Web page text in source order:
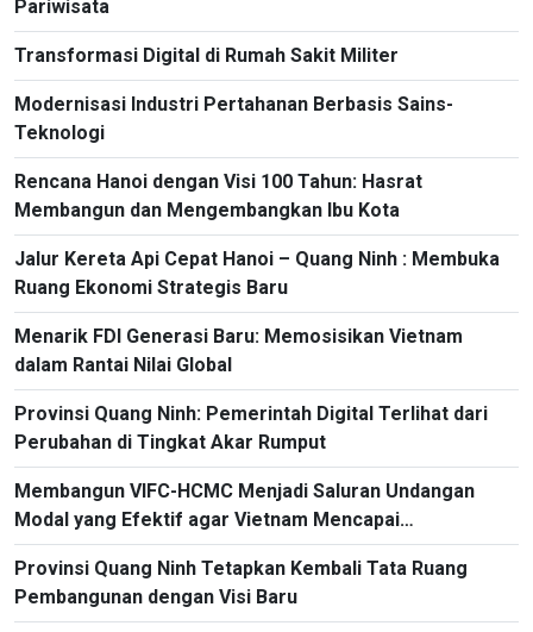
Pariwisata
Transformasi Digital di Rumah Sakit Militer
Modernisasi Industri Pertahanan Berbasis Sains-
Teknologi
Rencana Hanoi dengan Visi 100 Tahun: Hasrat
Membangun dan Mengembangkan Ibu Kota
Jalur Kereta Api Cepat Hanoi – Quang Ninh : Membuka
Ruang Ekonomi Strategis Baru
Menarik FDI Generasi Baru: Memosisikan Vietnam
dalam Rantai Nilai Global
Provinsi Quang Ninh: Pemerintah Digital Terlihat dari
Perubahan di Tingkat Akar Rumput
Membangun VIFC-HCMC Menjadi Saluran Undangan
Modal yang Efektif agar Vietnam Mencapai
Pertumbuhan Dua Digit
Provinsi Quang Ninh Tetapkan Kembali Tata Ruang
Pembangunan dengan Visi Baru